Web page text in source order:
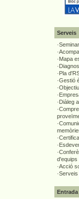
Serveis
·Mapa
·Pla
·Gestió
·Diàleg
d'equips
·Acció